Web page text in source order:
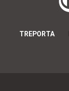
TREPORTA